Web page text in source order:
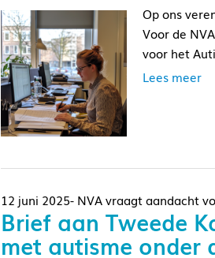
Op ons
Voor de
voor het
Lees meer
12 juni 2025- NVA vraagt aandacht
Brief aan Tweede
met autisme onder